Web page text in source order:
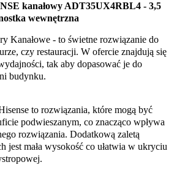
kanałowy ADT35UX4RBL4 - 3,5
wewnętrzna
Kanałowe - to świetne rozwiązanie do
czy restauracji. W ofercie znajdują się
tak aby dopasować je do
budynku.
to rozwiązania, które mogą być
podwieszanym, co znacząco wpływa
rozwiązania. Dodatkową zaletą
jest mała wysokość co ułatwia w ukryciu